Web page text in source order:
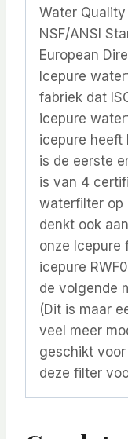
Water
NSF/ANSI
European
Icepure
fabriek dat
icepure
icepure heeft
is de eerste
is van 4
waterfilter op
denkt ook
onze Icepure
icepure
de volgende
(Dit is maar
veel meer
geschikt
deze filter